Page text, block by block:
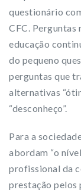
questionário
CFC. Perguntas
educação
do pequeno
perguntas que
alternativas
“desconheço”.
Para a
abordam “o
profissional da
prestação pelos